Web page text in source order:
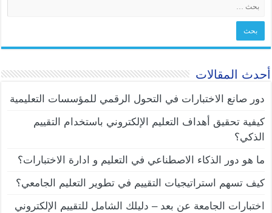
أحدث المقالات
دور صانع الاختبارات في التحول الرقمي للمؤسسات التعليمية
كيفية تحقيق أهداف التعليم الإلكتروني باستخدام التقييم
الذكي؟
ما هو دور الذكاء الاصطناعي في التعليم و ادارة الاختبارات؟
كيف تسهم استراتيجيات التقييم في تطوير التعليم الجامعي؟
اختبارات الجامعة عن بعد – دليلك الشامل للتقييم الإلكتروني